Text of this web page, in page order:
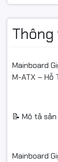
Mainboard
M-ATX – Hỗ
📝 Mô tả
Mainboard